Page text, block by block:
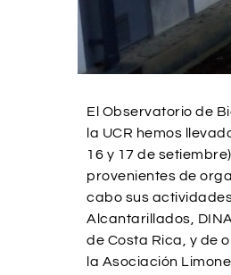
El Observatorio de
la UCR hemos
16 y 17 de
provenientes de
cabo sus
Alcantarillados,
de Costa Rica, y de
la Asociación